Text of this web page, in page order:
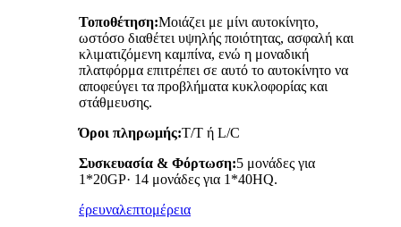
Τοποθέτηση:Μοιάζει με μίνι αυτοκίνητο,
ωστόσο διαθέτει υψηλής ποιότητας, ασφαλή και
κλιματιζόμενη καμπίνα, ενώ η μοναδική
πλατφόρμα επιτρέπει σε αυτό το αυτοκίνητο να
αποφεύγει τα προβλήματα κυκλοφορίας και
στάθμευσης.
Όροι πληρωμής:T/T ή L/C
Συσκευασία & Φόρτωση:5 μονάδες για
1*20GP· 14 μονάδες για 1*40HQ.
έρευναλεπτομέρεια